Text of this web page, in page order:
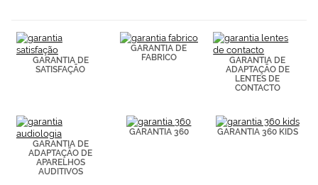
de páginas
visitadas).
Puedes
consultar más
Cookies.
GARANTIA DE
SATISFAÇÃO
GARANTIA DE
FABRICO
GARANTIA DE
ADAPTAÇÃO DE
LENTES DE
CONTACTO
GARANTIA DE
ADAPTAÇÃO DE
APARELHOS
AUDITIVOS
GARANTIA 360 GARANTIA 360 KIDS